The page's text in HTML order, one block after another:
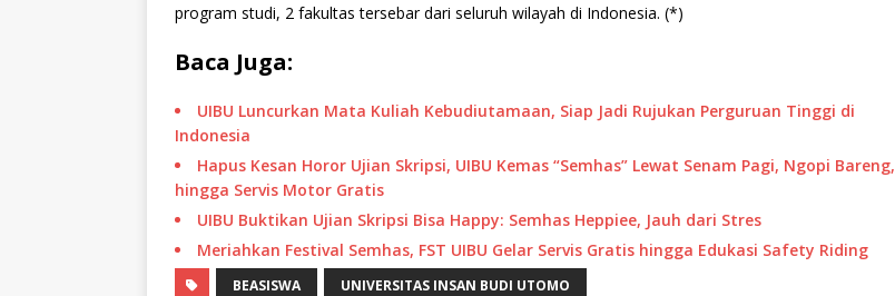
program studi, 2 fakultas tersebar dari seluruh wilayah di Indonesia. (*)
Baca Juga:
UIBU Luncurkan Mata Kuliah Kebudiutamaan, Siap Jadi Rujukan Perguruan Tinggi di
Indonesia
Hapus Kesan Horor Ujian Skripsi, UIBU Kemas “Semhas” Lewat Senam Pagi, Ngopi Bareng,
hingga Servis Motor Gratis
UIBU Buktikan Ujian Skripsi Bisa Happy: Semhas Heppiee, Jauh dari Stres
Meriahkan Festival Semhas, FST UIBU Gelar Servis Gratis hingga Edukasi Safety Riding
BEASISWA UNIVERSITAS INSAN BUDI UTOMO